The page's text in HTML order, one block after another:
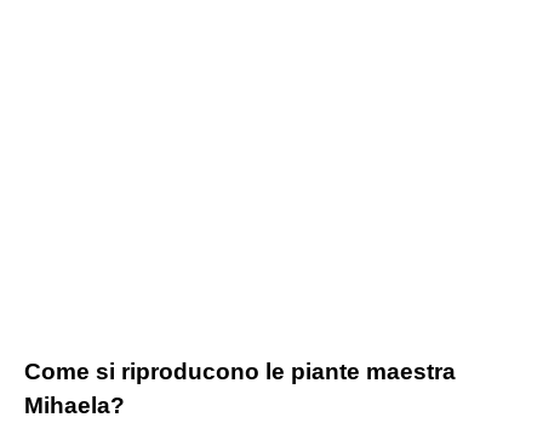
Come si riproducono le piante maestra
Mihaela?